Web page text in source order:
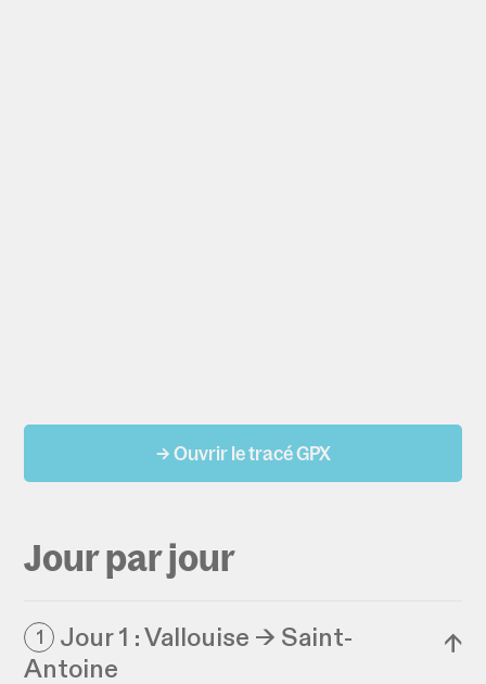
→ Ouvrir le tracé GPX
Jour par jour
1
Jour 1 : Vallouise → Saint-
Antoine
↓